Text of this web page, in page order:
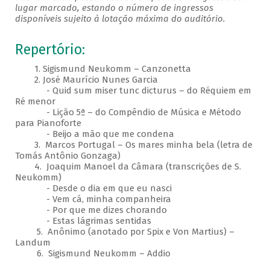
lugar marcado, estando o número de ingressos
disponíveis sujeito à lotação máxima do auditório.
Repertório:
1. Sigismund Neukomm – Canzonetta
2. José Maurício Nunes Garcia
- Quid sum miser tunc dicturus – do Réquiem em
Ré menor
- Lição 5ª – do Compêndio de Música e Método
para Pianoforte
- Beijo a mão que me condena
3. Marcos Portugal – Os mares minha bela (letra de
Tomás Antônio Gonzaga)
4. Joaquim Manoel da Câmara (transcrições de S.
Neukomm)
- Desde o dia em que eu nasci
- Vem cá, minha companheira
- Por que me dizes chorando
- Estas lágrimas sentidas
5. Anônimo (anotado por Spix e Von Martius) –
Landum
6. Sigismund Neukomm – Addio​